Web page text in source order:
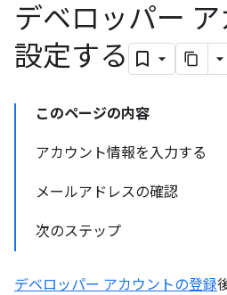
デベロッパー
設定する
このページの内容
アカウント情報を入力する
メールアドレスの確認
次のステップ
デベロッパー アカウントの登録